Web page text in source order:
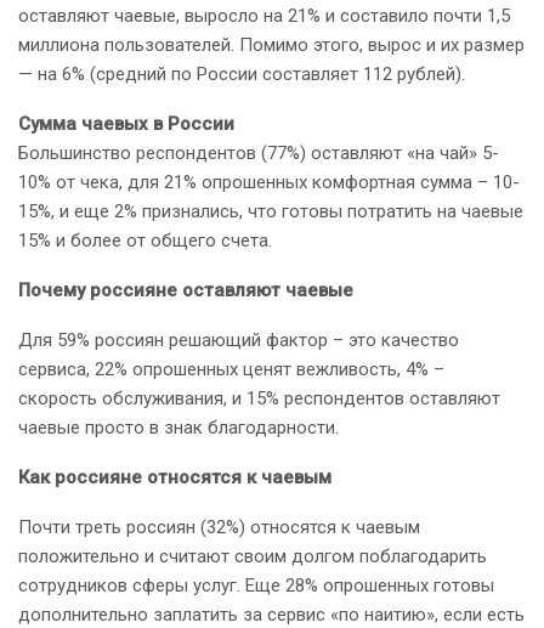
оставляют чаевые, выросло на 21% и составило почти 1,5
миллиона пользователей. Помимо этого, вырос и их размер
— на 6% (средний по России составляет 112 рублей).
Сумма чаевых в России
Большинство респондентов (77%) оставляют «на чай» 5-
10% от чека, для 21% опрошенных комфортная сумма – 10-
15%, и еще 2% признались, что готовы потратить на чаевые
15% и более от общего счета.
Почему россияне оставляют чаевые
Для 59% россиян решающий фактор – это качество
сервиса, 22% опрошенных ценят вежливость, 4% –
скорость обслуживания, и 15% респондентов оставляют
чаевые просто в знак благодарности.
Как россияне относятся к чаевым
Почти треть россиян (32%) относятся к чаевым
положительно и считают своим долгом поблагодарить
сотрудников сферы услуг. Еще 28% опрошенных готовы
дополнительно заплатить за сервис «по наитию», если есть